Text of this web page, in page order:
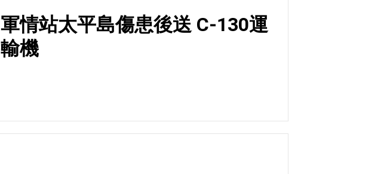
軍情站太平島傷患後送 C-130運
輸機